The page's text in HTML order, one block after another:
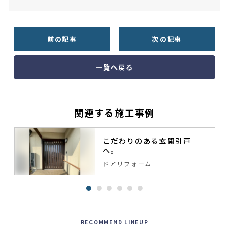
前の記事 次の記事
一覧へ戻る
関連する施工事例
こだわりのある玄関引戸
へ。
ドアリフォーム
RECOMMEND LINEUP